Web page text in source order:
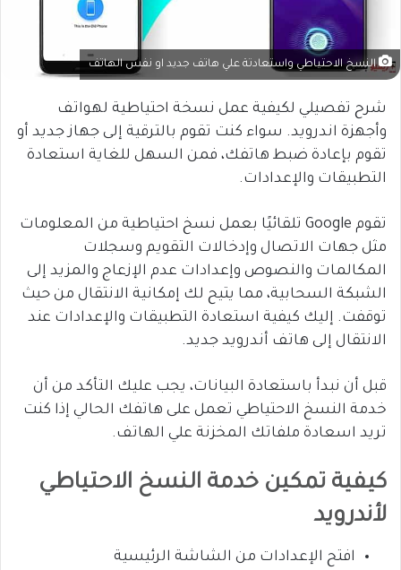
النسخ الاحتياطي واستعادتة علي هاتف جديد او نفس الهاتف
شرح تفصيلي لكيفية عمل نسخة احتياطية لهواتف
وأجهزة اندرويد. سواء كنت تقوم بالترقية إلى جهاز جديد أو
تقوم بإعادة ضبط هاتفك، فمن السهل للغاية استعادة
التطبيقات والإعدادات.
تقوم Google تلقائيًا بعمل نسخ احتياطية من المعلومات
مثل جهات الاتصال وإدخالات التقويم وسجلات
المكالمات والنصوص وإعدادات عدم الإزعاج والمزيد إلى
الشبكة السحابية، مما يتيح لك إمكانية الانتقال من حيث
توقفت. إليك كيفية استعادة التطبيقات والإعدادات عند
الانتقال إلى هاتف أندرويد جديد.
قبل أن نبدأ باستعادة البيانات، يجب عليك التأكد من أن
خدمة النسخ الاحتياطي تعمل على هاتفك الحالي إذا كنت
تريد اسعادة ملفاتك المخزنة علي الهاتف.
كيفية تمكين خدمة النسخ الاحتياطي
لأندرويد
افتح الإعدادات من الشاشة الرئيسية